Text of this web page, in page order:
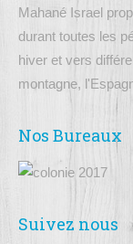
Mahané Israel
durant toutes les
hiver et vers
montagne,
Nos Bureaux
Suivez nous